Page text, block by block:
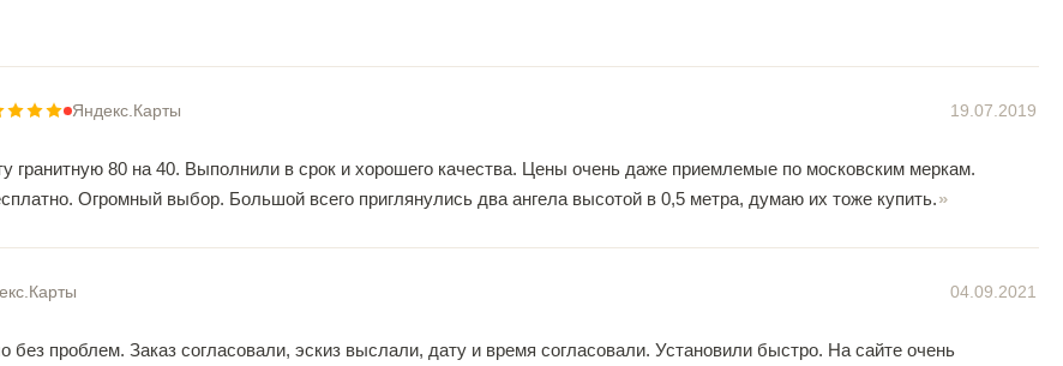
Яндекс.Карты 19.07.2019
гранитную 80 на 40. Выполнили в срок и хорошего качества. Цены очень даже приемлемые по московским меркам.
Огромный выбор. Большой всего приглянулись два ангела высотой в 0,5 метра, думаю их тоже купить.
04.09.2021
без проблем. Заказ согласовали, эскиз выслали, дату и время согласовали. Установили быстро. На сайте очень